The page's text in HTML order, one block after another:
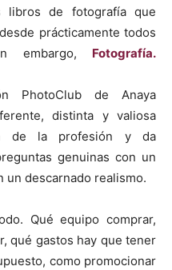
libros de fotografía que
prácticamente todos
embargo, Fotografía.
PhotoClub de Anaya
distinta y valiosa
de la profesión y da
genuinas con un
un descarnado realismo.
Qué equipo comprar,
qué gastos hay que tener
como promocionar